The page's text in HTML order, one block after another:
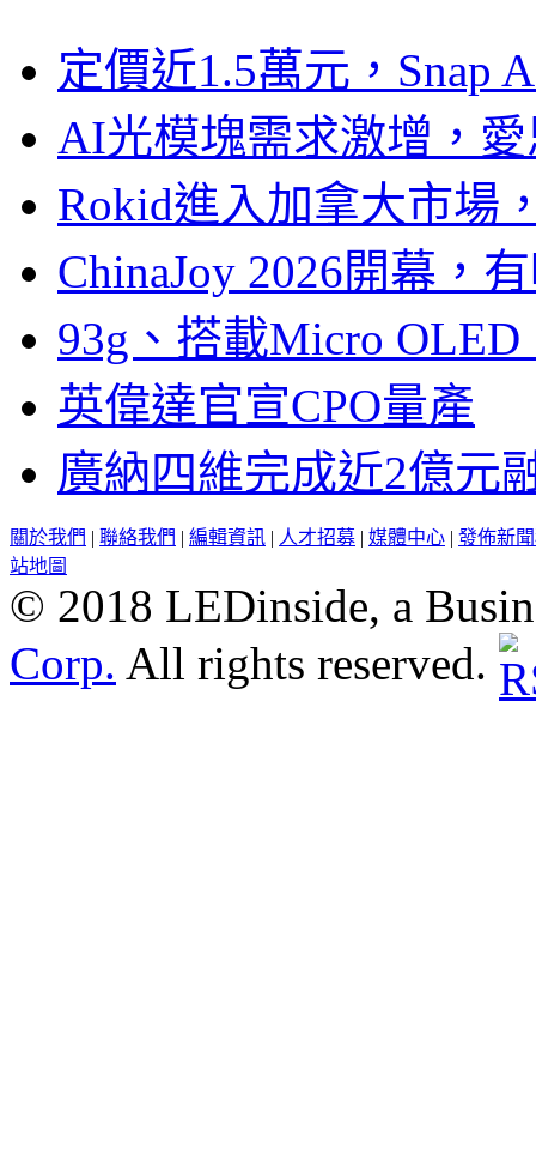
定價近1.5萬元，Snap
AI光模塊需求激增，
Rokid進入加拿大市場
ChinaJoy 2026開幕，
93g、搭載Micro
英偉達官宣CPO量產
廣納四維完成近2億元
關於我們 | 聯絡我們 | 編輯資訊 | 人才招募 | 媒體中心 | 發佈新
站地圖
© 2018 LEDinside, a
Corp. All rights reserved.